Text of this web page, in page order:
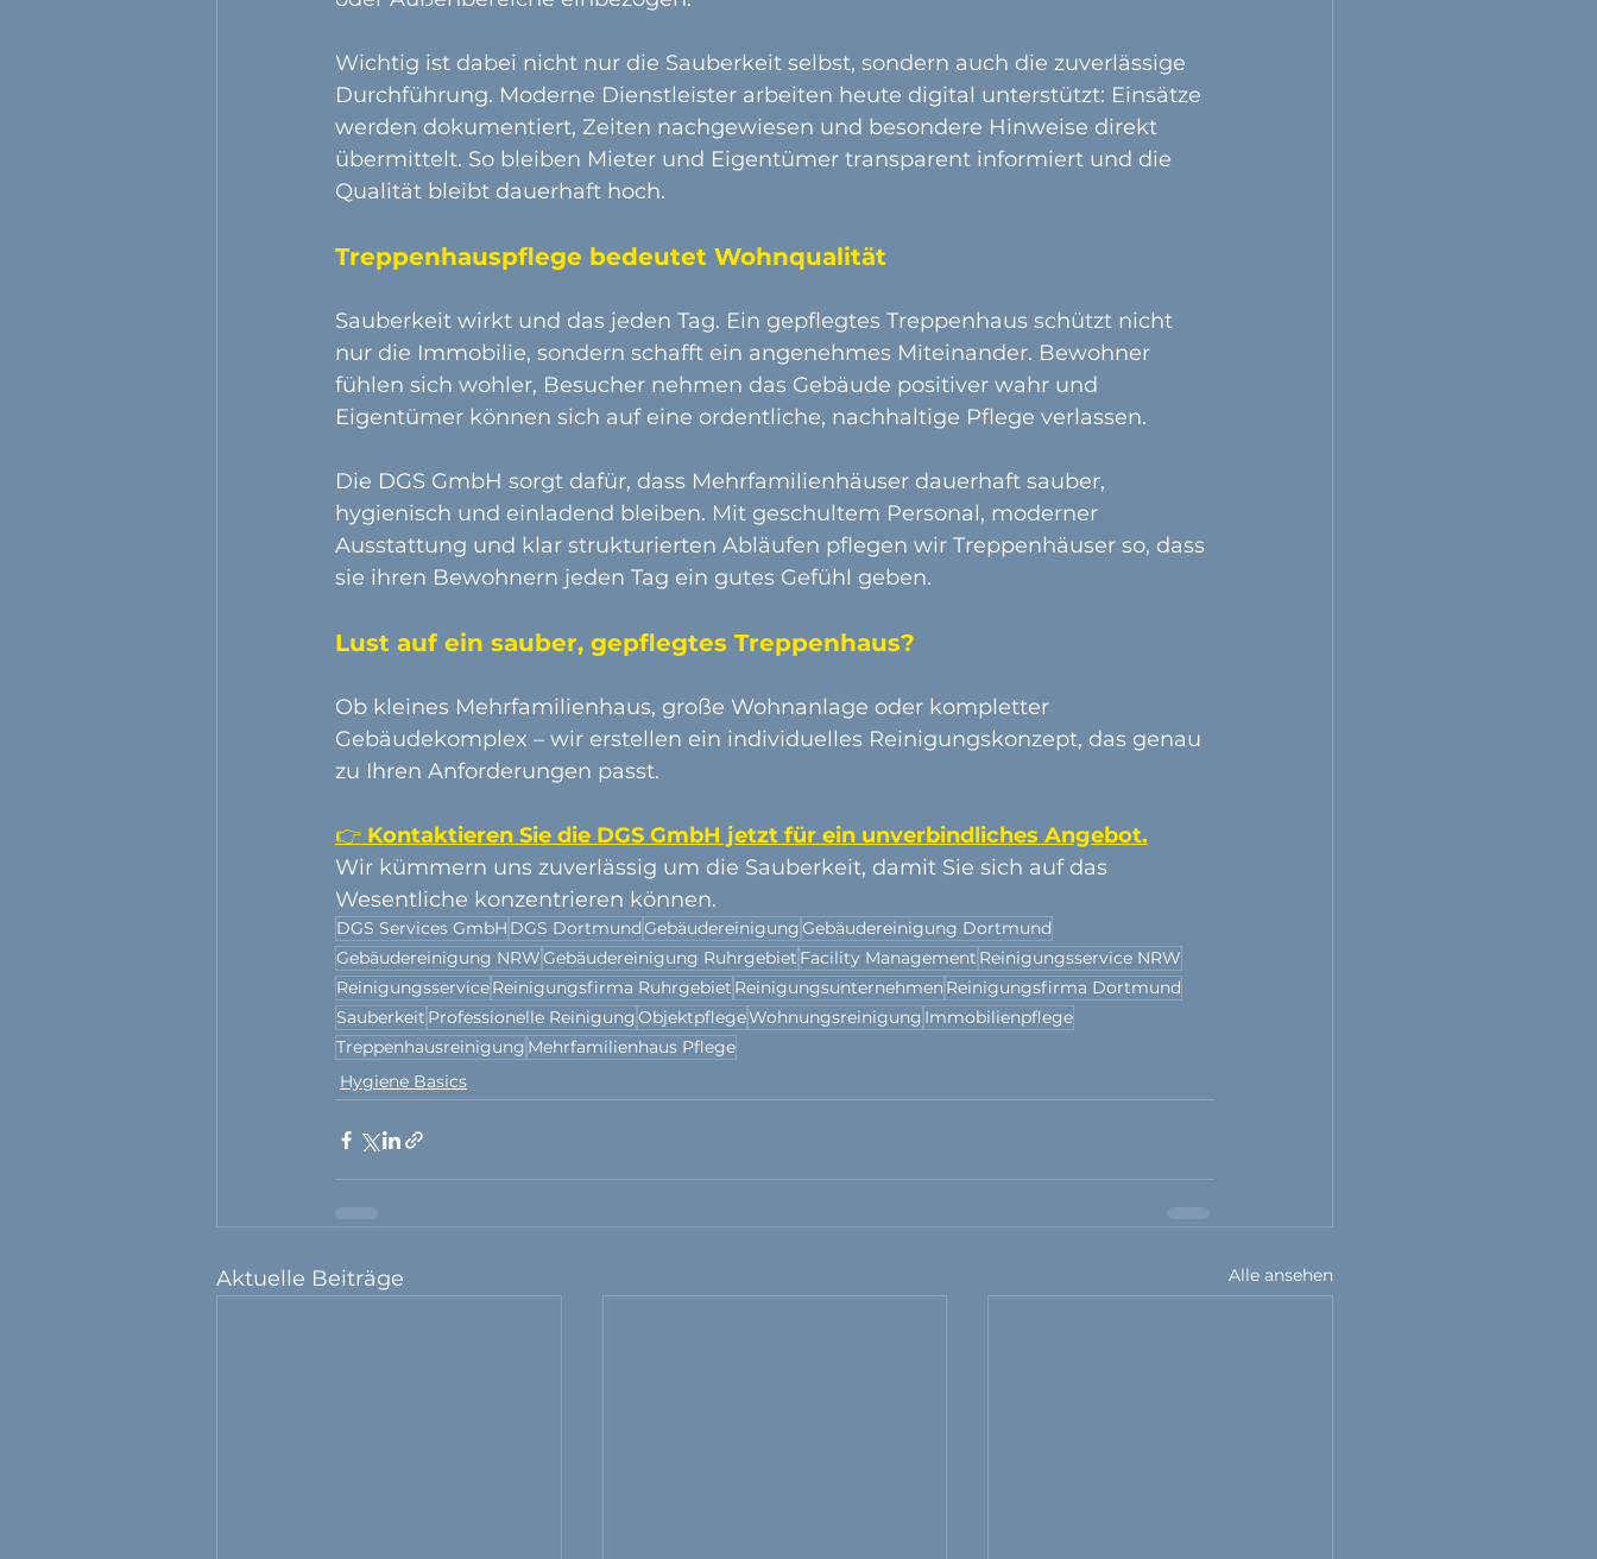
Wichtig ist dabei nicht nur die Sauberkeit selbst, sondern auch die zuverlässige
Durchführung. Moderne Dienstleister arbeiten heute digital unterstützt: Einsätze
werden dokumentiert, Zeiten nachgewiesen und besondere Hinweise direkt
übermittelt. So bleiben Mieter und Eigentümer transparent informiert und die
Qualität bleibt dauerhaft hoch.
Treppenhauspflege bedeutet Wohnqualität
Sauberkeit wirkt und das jeden Tag. Ein gepflegtes Treppenhaus schützt nicht
nur die Immobilie, sondern schafft ein angenehmes Miteinander. Bewohner
fühlen sich wohler, Besucher nehmen das Gebäude positiver wahr und
Eigentümer können sich auf eine ordentliche, nachhaltige Pflege verlassen.
Die DGS GmbH sorgt dafür, dass Mehrfamilienhäuser dauerhaft sauber,
hygienisch und einladend bleiben. Mit geschultem Personal, moderner
Ausstattung und klar strukturierten Abläufen pflegen wir Treppenhäuser so, dass
sie ihren Bewohnern jeden Tag ein gutes Gefühl geben.
Lust auf ein sauber, gepflegtes Treppenhaus?
Ob kleines Mehrfamilienhaus, große Wohnanlage oder kompletter
Gebäudekomplex – wir erstellen ein individuelles Reinigungskonzept, das genau
zu Ihren Anforderungen passt.
👉 Kontaktieren Sie die DGS GmbH jetzt für ein unverbindliches Angebot.
Wir kümmern uns zuverlässig um die Sauberkeit, damit Sie sich auf das
Wesentliche konzentrieren können.
DGS Services GmbH DGS DortmundGebäudereinigungGebäudereinigung Dortmund
Gebäudereinigung NRWGebäudereinigung Ruhrgebiet Facility Management Reinigungsservice NRW
ReinigungsserviceReinigungsfirma Ruhrgebiet Reinigungsunternehmen Reinigungsfirma Dortmund
Sauberkeit Professionelle ReinigungObjektpflegeWohnungsreinigung Immobilienpflege
Treppenhausreinigung Mehrfamilienhaus Pflege
Hygiene Basics
Aktuelle Beiträge Alle ansehen